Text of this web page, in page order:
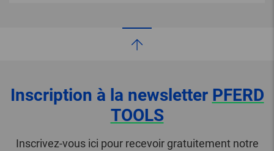
Inscription à la newsletter PFERD
TOOLS
Inscrivez-vous ici pour recevoir gratuitement notre